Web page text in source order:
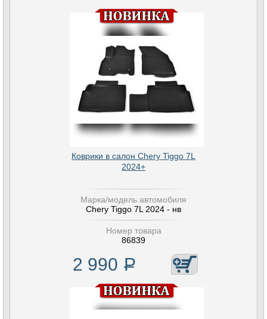
Коврики в салон Chery Tiggo 7L
2024+
Марка/модель автомобиля
Chery Tiggo 7L 2024 - нв
Номер товара
86839
2 990 Р